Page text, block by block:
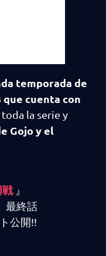
temporada de
cuenta con
la serie y
Gojo y el
』
最終話
公開!!